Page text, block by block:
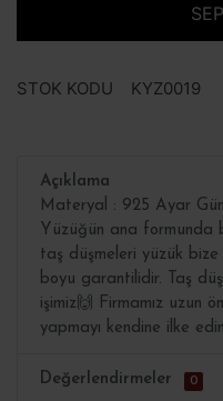
STOK KODU KYZ0019
Açıklama
Materyal : 925 Ayar
Yüzüğün ana formunda
taş düşmeleri yüzük bize
boyu garantilidir. Taş
işimiz🙌 Firmamız uzun
yapmayı kendine ilke
Değerlendirmeler 0